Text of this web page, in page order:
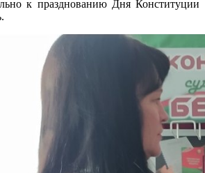
к празднованию Дня Конституции